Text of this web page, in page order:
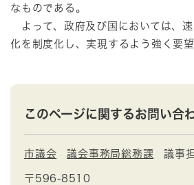
なものである。
よって、政府及び国においては、
化を制度化し、実現するよう強く要望
このページに関するお問い合
市議会 議会事務局総務課 議事
〒596-8510